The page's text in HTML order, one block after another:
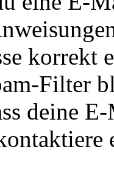
korrekt
Filter
deine